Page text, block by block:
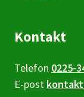
Kontakt
Telefon 0225-
E-post